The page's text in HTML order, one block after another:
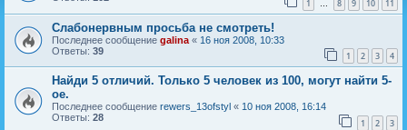
1 … 8 9 10 11
Слабонервным просьба не смотреть!
Последнее сообщение galina « 16 ноя 2008, 10:33
Ответы: 39 1 2 3 4
Найди 5 отличий. Только 5 человек из 100, могут найти 5-
ое.
Последнее сообщение rewers_13ofstyl « 10 ноя 2008, 16:14
Ответы: 28 1 2 3